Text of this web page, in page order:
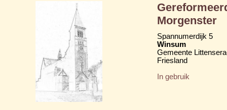
Morgenster
Spannumerdijk 5
Winsum
Gemeente
Friesland
In gebruik